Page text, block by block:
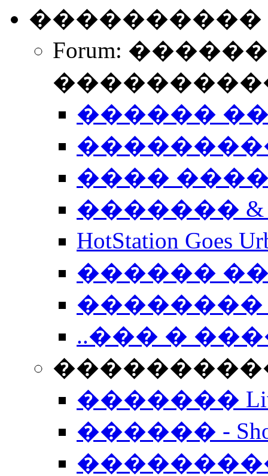
����������
Forum:
������
����
�������
HotStation
������
��������
..��� �
����������
�������
������ -